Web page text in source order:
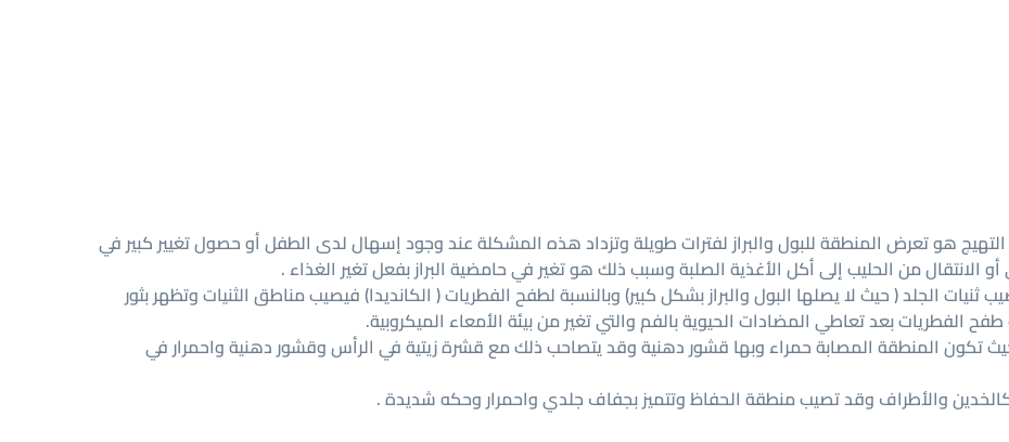
هو تعرض المنطقة للبول والبراز لفترات طويلة وتزداد هذه المشكلة عند وجود إسهال لدى الطفل أو حصول تغيير كبير في
الانتقال من الحليب إلى أكل الأغذية الصلبة وسبب ذلك هو تغير في حامضية البراز بفعل تغير الغذاء .
ثنيات الجلد ( حيث لا يصلها البول والبراز بشكل كبير) وبالنسبة لطفح الفطريات ( الكانديدا) فيصيب مناطق الثنيات وتظهر بثور
الفطريات بعد تعاطي المضادات الحيوية بالفم والتي تغير من بيئة الأمعاء الميكروبية.
تكون المنطقة المصابة حمراء وبها قشور دهنية وقد يتصاحب ذلك مع قشرة زيتية في الرأس وقشور دهنية واحمرار في
والأطراف وقد تصيب منطقة الحفاظ وتتميز بجفاف جلدي واحمرار وحكه شديدة .